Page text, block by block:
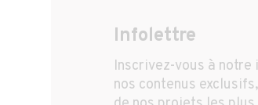
Infolettre
Inscrivez-vous à
nos contenus